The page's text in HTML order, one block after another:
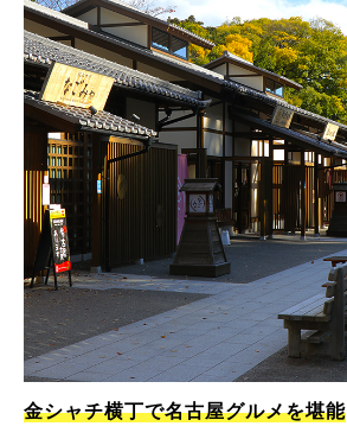
金シャチ横丁で名古屋グルメを堪能